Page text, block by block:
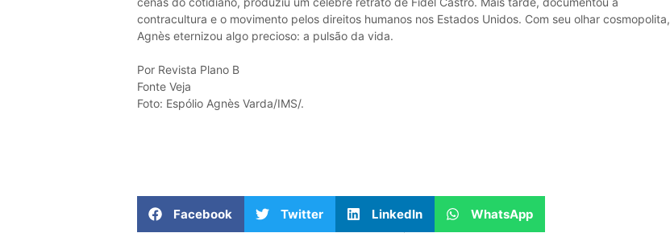
contracultura e o movimento pelos direitos humanos nos Estados Unidos. Com seu olhar cosmopolita,
Agnès eternizou algo precioso: a pulsão da vida.
Por Revista Plano B
Fonte Veja
Foto: Espólio Agnès Varda/IMS/.
Facebook Twitter LinkedIn WhatsApp